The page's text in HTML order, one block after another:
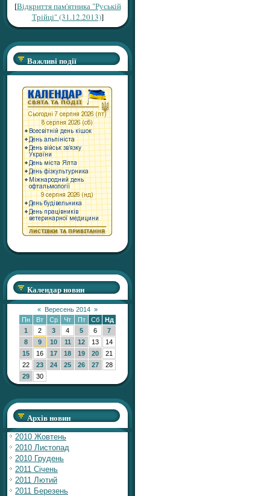
[Відкриття пам'ятника "Руській
Трійці" (31.12.2013)]
Важливі події
Календар новин
« Вересень 2014 »
Пн
Вт Ср Чт Пт Сб
Нд
1
2 3 4 5 6
7
8
9 10 11 12 13
14
15
16 17 18 19 20
21
22
23 24 25 26 27
28
29
30
Архів новин
2010 Жовтень
2010 Листопад
2010 Грудень
2011 Січень
2011 Лютий
2011 Березень